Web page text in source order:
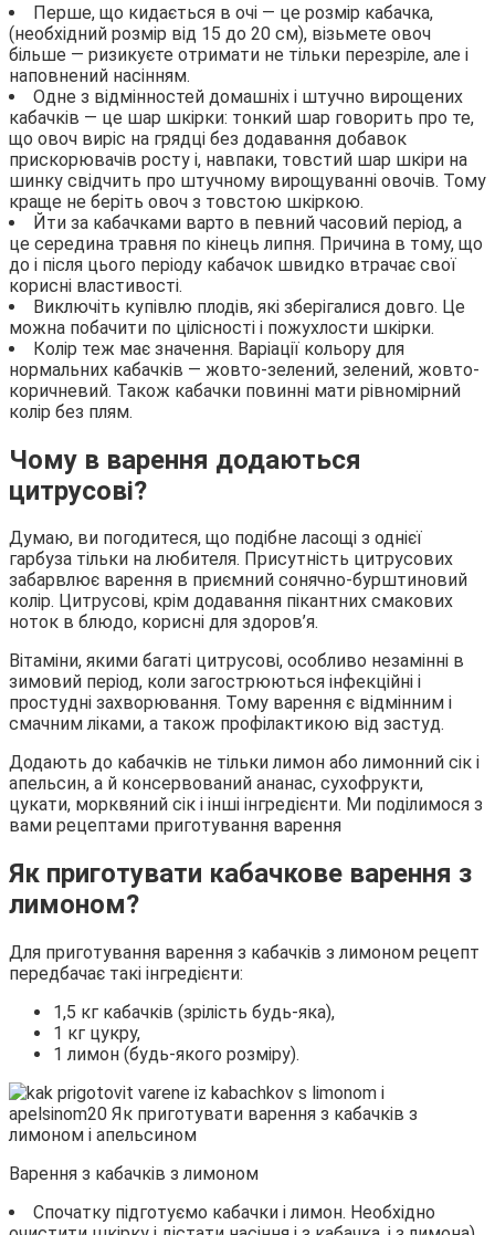
Перше, що кидається в очі — це розмір кабачка,
(необхідний розмір від 15 до 20 см), візьмете овоч
більше — ризикуєте отримати не тільки перезріле, але і
наповнений насінням.
Одне з відмінностей домашніх і штучно вирощених
кабачків — це шар шкірки: тонкий шар говорить про те,
що овоч виріс на грядці без додавання добавок
прискорювачів росту і, навпаки, товстий шар шкіри на
шинку свідчить про штучному вирощуванні овочів. Тому
краще не беріть овоч з товстою шкіркою.
Йти за кабачками варто в певний часовий період, а
це середина травня по кінець липня. Причина в тому, що
до і після цього періоду кабачок швидко втрачає свої
корисні властивості.
Виключіть купівлю плодів, які зберігалися довго. Це
можна побачити по цілісності і пожухлости шкірки.
Колір теж має значення. Варіації кольору для
нормальних кабачків — жовто-зелений, зелений, жовто-
коричневий. Також кабачки повинні мати рівномірний
колір без плям.
Чому в варення додаються
цитрусові?
Думаю, ви погодитеся, що подібне ласощі з однієї
гарбуза тільки на любителя. Присутність цитрусових
забарвлює варення в приємний сонячно-бурштиновий
колір. Цитрусові, крім додавання пікантних смакових
ноток в блюдо, корисні для здоров’я.
Вітаміни, якими багаті цитрусові, особливо незамінні в
зимовий період, коли загострюються інфекційні і
простудні захворювання. Тому варення є відмінним і
смачним ліками, а також профілактикою від застуд.
Додають до кабачків не тільки лимон або лимонний сік і
апельсин, а й консервований ананас, сухофрукти,
цукати, морквяний сік і інші інгредієнти. Ми поділимося з
вами рецептами приготування варення
Як приготувати кабачкове варення з
лимоном?
Для приготування варення з кабачків з лимоном рецепт
передбачає такі інгредієнти:
1,5 кг кабачків (зрілість будь-яка),
1 кг цукру,
1 лимон (будь-якого розміру).
Варення з кабачків з лимоном
Спочатку підготуємо кабачки і лимон. Необхідно